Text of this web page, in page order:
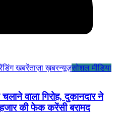
खबरेंताज़ा ख़बरन्यूज़सोशल मीडिया
वाला गिरोह, दुकानदार ने
की फेक करेंसी बरामद